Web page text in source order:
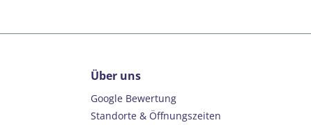
Über uns
Google Bewertung
Standorte & Öffnungszeiten